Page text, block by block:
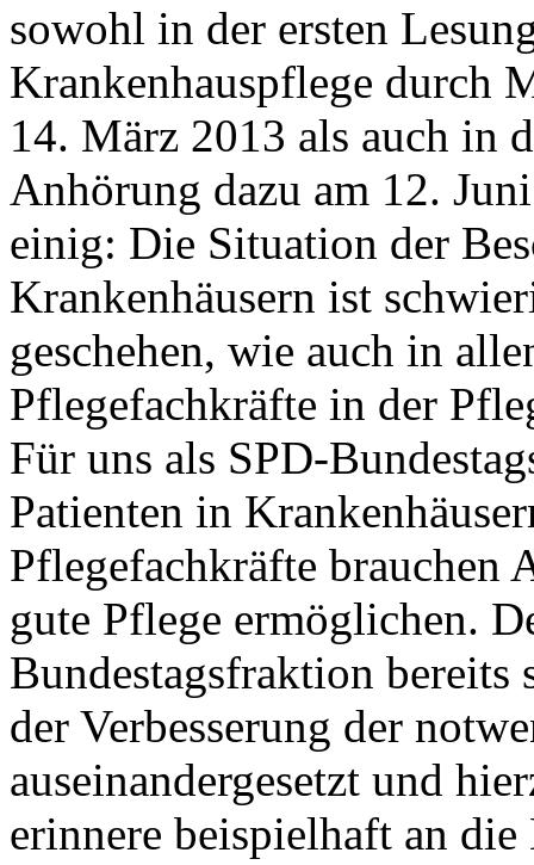
sowohl in der ersten
Krankenhauspflege durch
14. März 2013 als auch in
Anhörung dazu am 12.
einig: Die Situation der
Krankenhäusern ist
geschehen, wie auch in
Pflegefachkräfte in der
Für uns als SPD-
Patienten in
Pflegefachkräfte brauchen
gute Pflege ermöglichen.
Bundestagsfraktion
der Verbesserung der
auseinandergesetzt und
erinnere beispielhaft an